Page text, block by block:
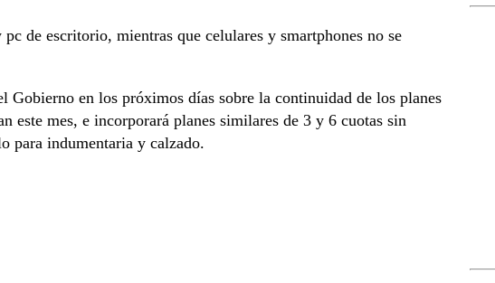
de escritorio, mientras que celulares y smartphones no se
Gobierno en los próximos días sobre la continuidad de los planes
este mes, e incorporará planes similares de 3 y 6 cuotas sin
para indumentaria y calzado.